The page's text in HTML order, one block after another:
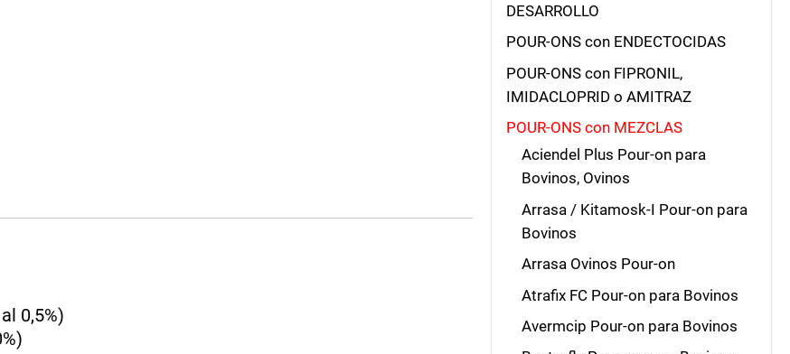
0,5%)
DESARROLLO
POUR-ONS con ENDECTOCIDAS
POUR-ONS con FIPRONIL,
IMIDACLOPRID o AMITRAZ
POUR-ONS con MEZCLAS
Aciendel Plus Pour-on para
Bovinos, Ovinos
Arrasa / Kitamosk-I Pour-on para
Bovinos
Arrasa Ovinos Pour-on
Atrafix FC Pour-on para Bovinos
Avermcip Pour-on para Bovinos